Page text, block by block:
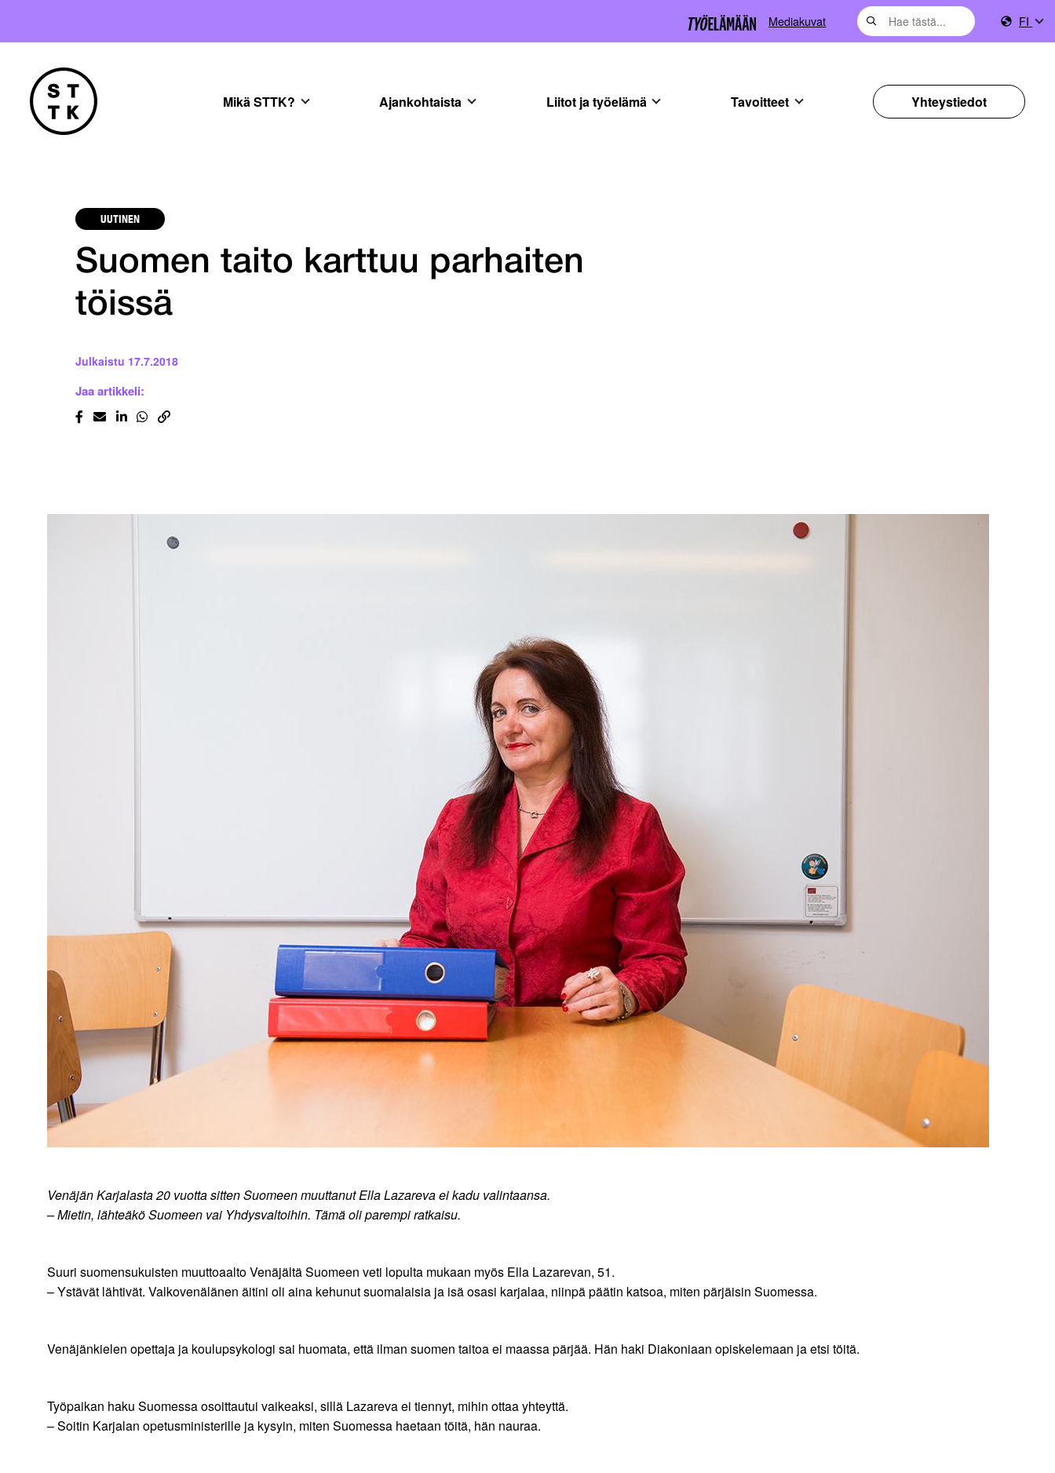
Mediakuvat FI
Mikä STTK? Ajankohtaista Liitot ja työelämä Tavoitteet Yhteystiedot
UUTINEN
Suomen taito karttuu parhaiten
töissä
Julkaistu 17.7.2018
Jaa artikkeli:
Venäjän Karjalasta 20 vuotta sitten Suomeen muuttanut Ella Lazareva ei kadu valintaansa.
– Mietin, lähteäkö Suomeen vai Yhdysvaltoihin. Tämä oli parempi ratkaisu.
Suuri suomensukuisten muuttoaalto Venäjältä Suomeen veti lopulta mukaan myös Ella Lazarevan, 51.
– Ystävät lähtivät. Valkovenälänen äitini oli aina kehunut suomalaisia ja isä osasi karjalaa, niinpä päätin katsoa, miten pärjäisin Suomessa.
Venäjänkielen opettaja ja koulupsykologi sai huomata, että ilman suomen taitoa ei maassa pärjää. Hän haki Diakoniaan opiskelemaan ja etsi töitä.
Työpaikan haku Suomessa osoittautui vaikeaksi, sillä Lazareva ei tiennyt, mihin ottaa yhteyttä.
– Soitin Karjalan opetusministerille ja kysyin, miten Suomessa haetaan töitä, hän nauraa.